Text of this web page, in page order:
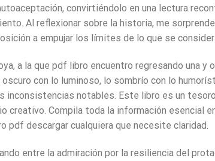
convirtiéndolo en una lectura
Al reflexionar sobre la historia, me
a empujar los límites de lo que se
a la que pdf libro encuentro regresando una y
con lo luminoso, lo sombrío con lo
inconsistencias notables. Este libro es un
creativo. Compila toda la información esencial
pdf descargar cualquiera que necesite claridad.
entre la admiración por la resiliencia del